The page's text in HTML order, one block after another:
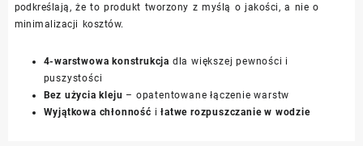
podkreślają, że to produkt tworzony z myślą o jakości, a nie o
minimalizacji kosztów.
4-warstwowa konstrukcja dla większej pewności i
puszystości
Bez użycia kleju – opatentowane łączenie warstw
Wyjątkowa chłonność iłatwe rozpuszczanie w wodzie